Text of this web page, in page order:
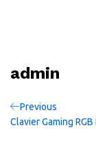
admin
Previous
Post
Previous
Clavier Gaming